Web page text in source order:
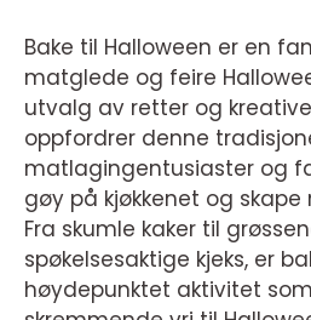
Bake til Halloween er en
matglede og feire
utvalg av retter og
oppfordrer denne
matlagingentusiaster og
gøy på kjøkkenet og
Fra skumle kaker til
spøkelsesaktige kjeks, er
høydepunktet aktivitet